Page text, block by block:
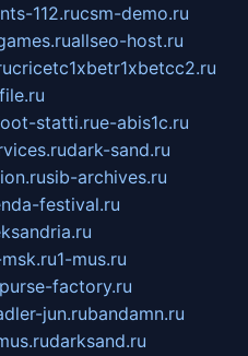
112.rucsm-demo.ru
allseo-host.ru
cricetc1xbetr1xbetcc2.ru
statti.rue-abis1c.ru
dark-sand.ru
sib-archives.ru
festival.ru
1-mus.ru
purse-factory.ru
jun.rubandamn.ru
darksand.ru